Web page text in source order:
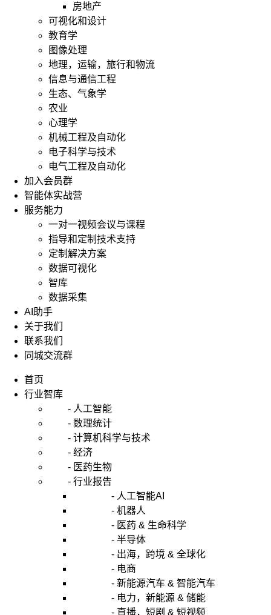
房地产
可视化和设计
教育学
图像处理
地理，运输，旅行和物流
信息与通信工程
生态、气象学
农业
心理学
机械工程及自动化
电子科学与技术
电气工程及自动化
加入会员群
智能体实战营
服务能力
一对一视频会议与课程
指导和定制技术支持
定制解决方案
数据可视化
智库
数据采集
AI助手
关于我们
联系我们
同城交流群
首页
行业智库
- 人工智能
- 数理统计
- 计算机科学与技术
- 经济
- 医药生物
- 行业报告
- 人工智能AI
- 机器人
- 医药 & 生命科学
- 半导体
- 出海，跨境 & 全球化
- 电商
- 新能源汽车 & 智能汽车
- 电力，新能源 & 储能
- 直播，短剧 & 短视频